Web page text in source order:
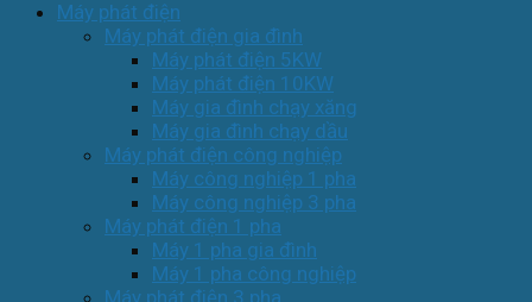
Máy phát điện
Máy phát điện gia đình
Máy phát điện 5KW
Máy phát điện 10KW
Máy gia đình chạy xăng
Máy gia đình chạy dầu
Máy phát điện công nghiệp
Máy công nghiệp 1 pha
Máy công nghiệp 3 pha
Máy phát điện 1 pha
Máy 1 pha gia đình
Máy 1 pha công nghiệp